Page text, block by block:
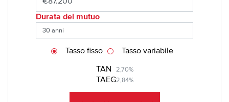
Durata del mutuo
TAN 2,70%
TAEG2,84%
Tasso fisso Tasso variabile